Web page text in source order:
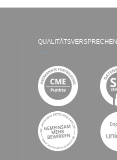
QUALITÄTSVERSPRECHEN